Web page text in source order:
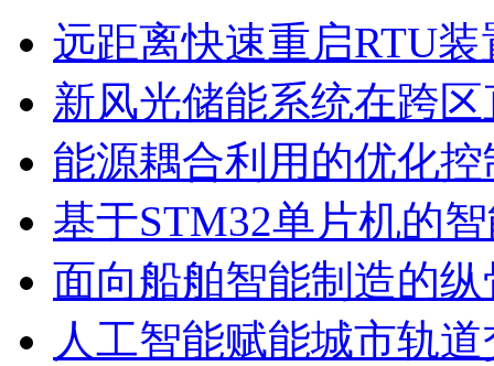
远距离快速重启RTU装
新风光储能系统在跨
能源耦合利用的优化
基于STM32单片机的
面向船舶智能制造的
人工智能赋能城市轨